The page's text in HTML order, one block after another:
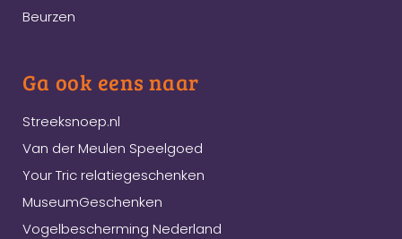
Beurzen
Ga ook eens naar
Streeksnoep.nl
Van der Meulen Speelgoed
Your Tric relatiegeschenken
MuseumGeschenken
Vogelbescherming Nederland